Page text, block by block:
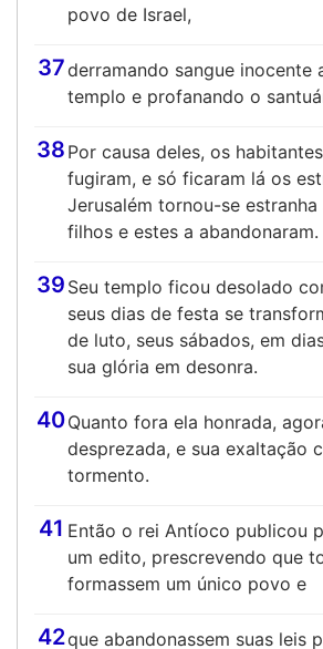
povo de Israel,
37derramando sangue inocente
templo e profanando o
38 Por causa deles, os
fugiram, e só ficaram lá os
Jerusalém tornou-se
filhos e estes a abandonaram.
39 Seu templo ficou desolado
seus dias de festa se
de luto, seus sábados, em
sua glória em desonra.
40Quanto fora ela honrada,
desprezada, e sua exaltação
tormento.
41 Então o rei Antíoco publicou
um edito, prescrevendo que
formassem um único povo e
42que abandonassem suas leis